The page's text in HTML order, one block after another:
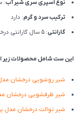
نوع اسپری سری شیر آب:
ترکیب سرد و گرم: دارد
گارانتی: 5 سال گارانتی درخشان سرویس
این ست شامل محصولات زیر
شیر روشویی درخشان
شیر ظرفشویی درخشان
شیر توالت درخشان مدل